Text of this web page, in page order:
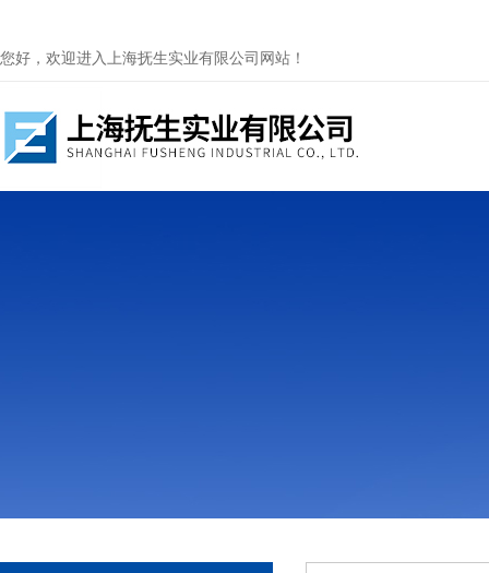
您好，欢迎进入上海抚生实业有限公司网站！